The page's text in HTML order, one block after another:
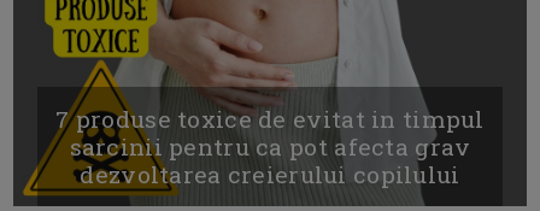
7 produse toxice de evitat in timpul
sarcinii pentru ca pot afecta grav
dezvoltarea creierului copilului